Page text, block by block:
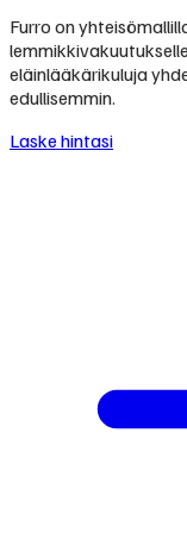
Furro on
eläinlääkärikuluja
edullisemmin.
Laske hintasi